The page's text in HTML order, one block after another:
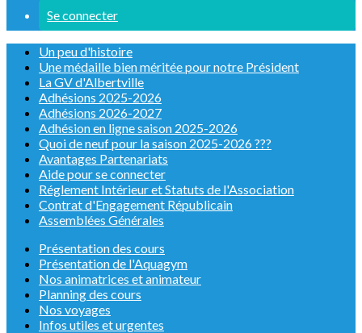
Se connecter
Un peu d'histoire
Une médaille bien méritée pour notre Président
La GV d'Albertville
Adhésions 2025-2026
Adhésions 2026-2027
Adhésion en ligne saison 2025-2026
Quoi de neuf pour la saison 2025-2026 ???
Avantages Partenariats
Aide pour se connecter
Réglement Intérieur et Statuts de l'Association
Contrat d'Engagement Républicain
Assemblées Générales
Présentation des cours
Présentation de l'Aquagym
Nos animatrices et animateur
Planning des cours
Nos voyages
Infos utiles et urgentes